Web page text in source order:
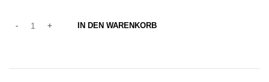
IN DEN WARENKORB